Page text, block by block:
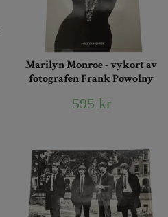
Marilyn Monroe - vykort av
fotografen Frank Powolny
595 kr